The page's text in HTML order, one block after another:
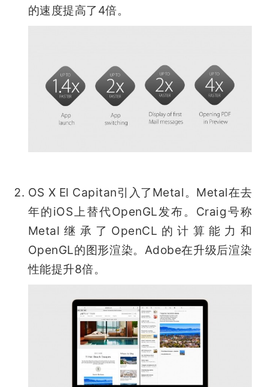
的速度提高了4倍。
OS X El Capitan引入了Metal。Metal在去
年的iOS上替代OpenGL发布。Craig号称
Metal继承了OpenCL的计算能力和
OpenGL的图形渲染。Adobe在升级后渲染
性能提升8倍。